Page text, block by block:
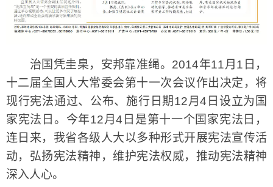
治国凭圭臬，安邦靠准绳。2014年11月1日，
十二届全国人大常委会第十一次会议作出决定，将
现行宪法通过、公布、施行日期12月4日设立为国
家宪法日。今年12月4日是第十一个国家宪法日，
连日来，我省各级人大以多种形式开展宪法宣传活
动，弘扬宪法精神，维护宪法权威，推动宪法精神
深入人心。